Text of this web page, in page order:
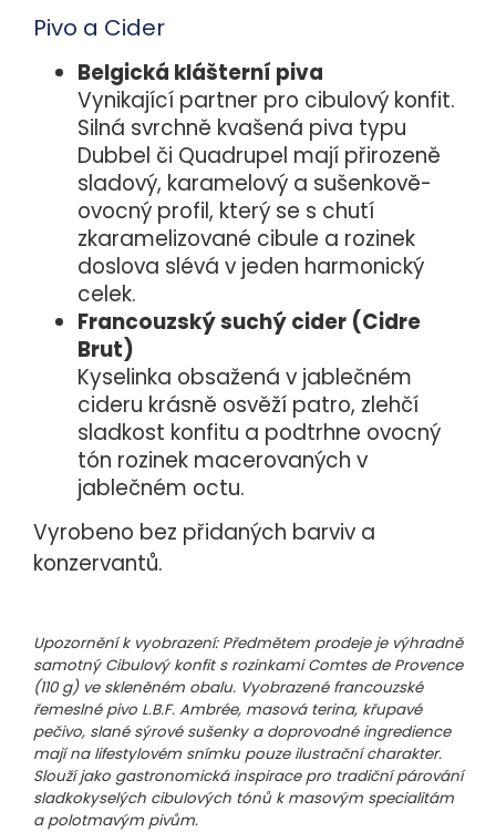
Pivo a Cider
Belgická klášterní piva
Vynikající partner pro cibulový konfit.
Silná svrchně kvašená piva typu
Dubbel či Quadrupel mají přirozeně
sladový, karamelový a sušenkově-
ovocný profil, který se s chutí
zkaramelizované cibule a rozinek
doslova slévá v jeden harmonický
celek.
Francouzský suchý cider (Cidre
Brut)
Kyselinka obsažená v jablečném
cideru krásně osvěží patro, zlehčí
sladkost konfitu a podtrhne ovocný
tón rozinek macerovaných v
jablečném octu.
Vyrobeno bez přidaných barviv a
konzervantů.
Upozornění k vyobrazení: Předmětem prodeje je výhradně
samotný Cibulový konfit s rozinkami Comtes de Provence
(110 g) ve skleněném obalu. Vyobrazené francouzské
řemeslné pivo L.B.F. Ambrée, masová terina, křupavé
pečivo, slané sýrové sušenky a doprovodné ingredience
mají na lifestylovém snímku pouze ilustrační charakter.
Slouží jako gastronomická inspirace pro tradiční párování
sladkokyselých cibulových tónů k masovým specialitám
a polotmavým pivům.